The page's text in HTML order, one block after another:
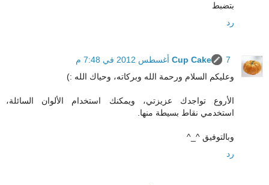
بتضبط
رد
Cup Cake
7 أغسطس 2012 في 7:48 م
وعليكم السلام ورحمة الله وبركاته، وحياك الله :)
الأروع تواجدك عزيزتي، ويمكنك استخدام الألوان السائلة،
استخدمي نقاط بسيطة منها.
وبالتوفيق ^_^
رد